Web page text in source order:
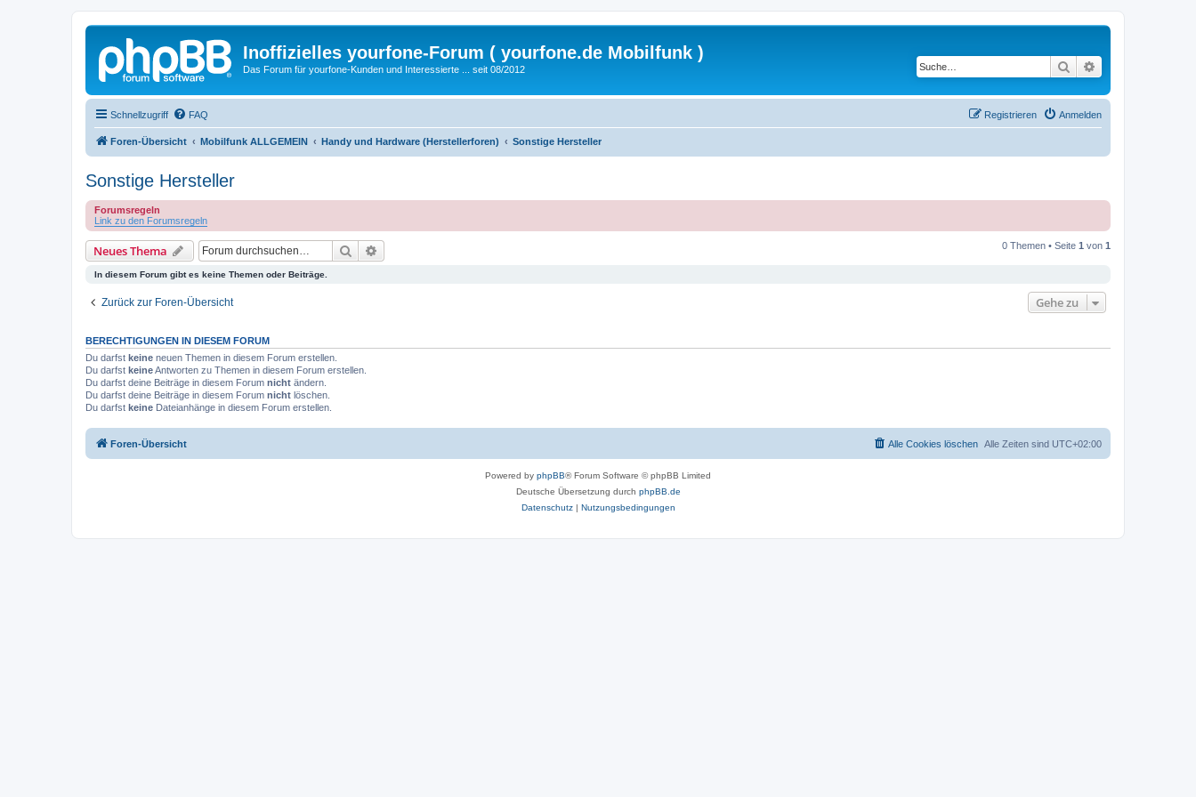
Inoffizielles yourfone-Forum ( yourfone.de Mobilfunk )
Das Forum für yourfone-Kunden und Interessierte ... seit 08/2012 Suche
Schnellzugriff FAQ Anmelden
Registrieren
Foren-Übersicht Mobilfunk ALLGEMEIN Handy und Hardware (Herstellerforen) Sonstige Hersteller
Sonstige Hersteller
Forumsregeln
Link zu den Forumsregeln
Neues Thema Suche 0 Themen • Seite 1 von 1
In diesem Forum gibt es keine Themen oder Beiträge.
Zurück zur Foren-Übersicht Gehe zu
BERECHTIGUNGEN IN DIESEM FORUM
Du darfst keine neuen Themen in diesem Forum erstellen.
Du darfst keineAntworten zu Themen in diesem Forum erstellen.
Du darfst deine Beiträge in diesem Forum nicht ändern.
Du darfst deine Beiträge in diesem Forum nicht löschen.
Du darfst keine Dateianhänge in diesem Forum erstellen.
Foren-Übersicht Alle Zeiten sind UTC+02:00
Alle Cookies löschen
Powered by phpBB® Forum Software © phpBB Limited
Deutsche Übersetzung durch phpBB.de
Datenschutz| Nutzungsbedingungen